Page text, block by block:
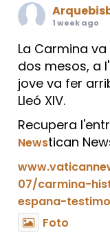
1 week ago
La Carmina
dos mesos, a
jove va fer
Lleó XIV.
Recupera
Newstican
07/carmina-
espana-
Foto